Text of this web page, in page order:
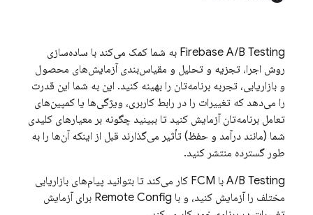
Firebase A/B Testing به شما کمک می‌کند با ساده‌سازی
روش اجرا، تجزیه و تحلیل و مقیاس‌بندی آزمایش‌های محصول
و بازاریابی، تجربه برنامه‌تان را بهینه کنید. این به شما این قدرت
را می‌دهد که تغییرات را در رابط کاربری، ویژگی‌ها یا کمپین‌های
تعامل برنامه‌تان آزمایش کنید تا ببینید چگونه بر معیارهای کلیدی
شما (مانند درآمد و حفظ) تأثیر می‌گذارند قبل از اینکه آن‌ها را به
طور گسترده منتشر کنید.
A/B Testing با FCM کار می‌کند تا بتوانید پیام‌های بازاریابی
مختلف را آزمایش کنید، و با Remote Config برای آزمایش